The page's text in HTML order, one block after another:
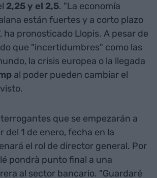
2,25 y el 2,5. "La economía
están fuertes y a corto plazo
ha pronosticado Llopis. A pesar de
que "incertidumbres" como las
la crisis europea o la llegada
al poder pueden cambiar el
que se empezarán a
del 1 de enero, fecha en la
el rol de director general. Por
pondrà punto final a una
al sector bancario. "Guardaré